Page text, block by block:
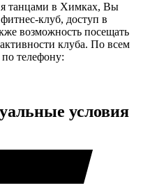
танцами в Химках, Вы
клуб, доступ в
возможность посещать
клуба. По всем
телефону:
условия